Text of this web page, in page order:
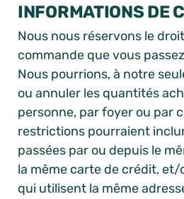
INFORMATIONS DE
Nous nous réservons le
commande que vous
Nous pourrions, à notre
ou annuler les quantités
personne, par foyer ou par
restrictions pourraient
passées par ou depuis le
la même carte de crédit,
qui utilisent la même